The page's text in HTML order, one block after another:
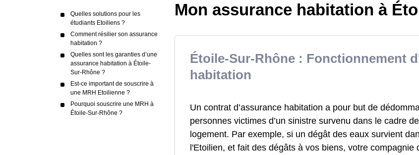
Quelles solutions pour les
étudiants Etoiliens ?
Comment résilier son assurance
habitation ?
Quelles sont les garanties d’une
assurance habitation à Étoile-
Sur-Rhône ?
Est-ce important de souscrire à
une MRH Etoilienne ?
Pourquoi souscrire une MRH à
Étoile-Sur-Rhône ?
Mon assurance habitation à
Étoile-Sur-Rhône : Fonctionnement
habitation
Un contrat d’assurance habitation a pour but de
personnes victimes d’un sinistre survenu dans le cadre de
logement. Par exemple, si un dégât des eaux survient
l'Etoilien, et fait des dégâts à vos biens, votre compagnie